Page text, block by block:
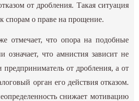
от дробления. Такая ситуация
спорам о праве на прощение.
отмечает, что опора на подобные
означает, что амнистия зависит не
предприниматель от дробления, а от
орган его действия отказом.
снижает мотивацию